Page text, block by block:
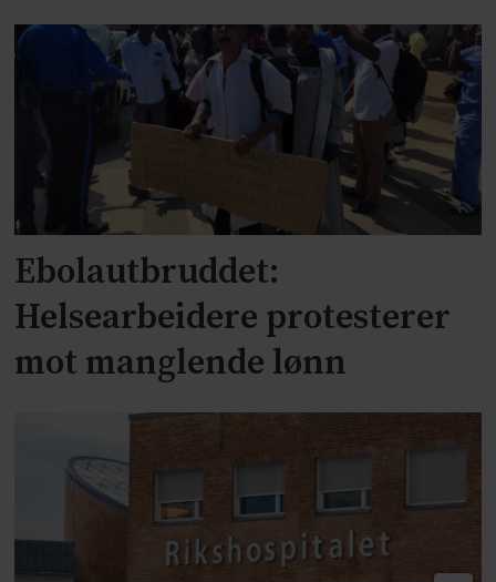
Ebolautbruddet:
Helsearbeidere protesterer
mot manglende lønn